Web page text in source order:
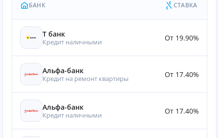
БАНК СТАВКА
Т банк
Кредит наличными От 19.90%
Альфа-банк
Кредит на ремонт квартиры От 17.40%
Альфа-банк
Кредит наличными От 17.40%